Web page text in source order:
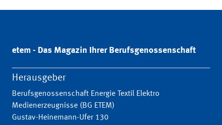
etem - Das Magazin Ihrer Berufsgenossenschaft
Herausgeber
Berufsgenossenschaft Energie Textil Elektro
Medienerzeugnisse (BG ETEM)
Gustav-Heinemann-Ufer 130